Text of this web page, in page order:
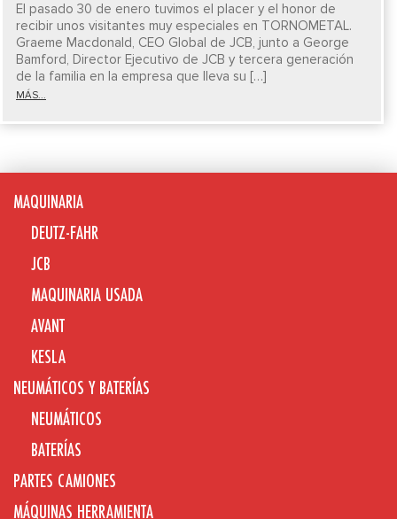
El pasado 30 de enero tuvimos el placer y el honor de
recibir unos visitantes muy especiales en TORNOMETAL.
Graeme Macdonald, CEO Global de JCB, junto a George
Bamford, Director Ejecutivo de JCB y tercera generación
de la familia en la empresa que lleva su […]
MÁS...
MAQUINARIA
DEUTZ-FAHR
JCB
MAQUINARIA USADA
AVANT
KESLA
NEUMÁTICOS Y BATERÍAS
NEUMÁTICOS
BATERÍAS
PARTES CAMIONES
MÁQUINAS HERRAMIENTA